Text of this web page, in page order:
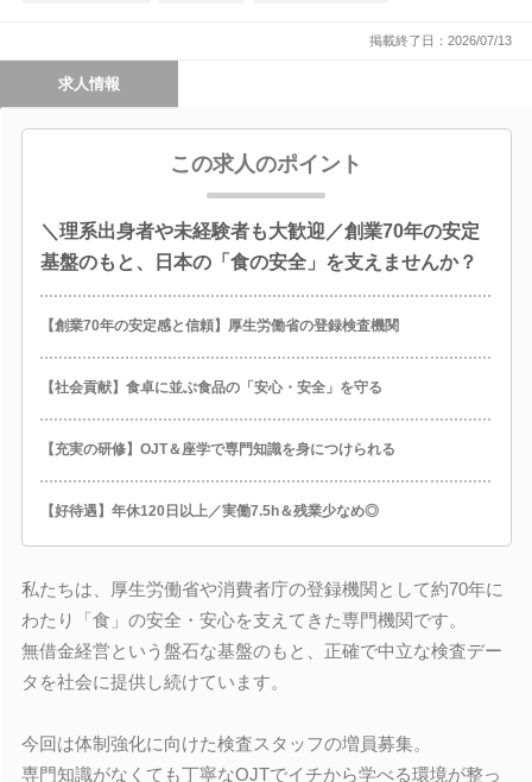
掲載終了日：2026/07/13
求人情報
この求人のポイント
＼理系出身者や未経験者も大歓迎／創業70年の安定
基盤のもと、日本の「食の安全」を支えませんか？
【創業70年の安定感と信頼】厚生労働省の登録検査機関
【社会貢献】食卓に並ぶ食品の「安心・安全」を守る
【充実の研修】OJT＆座学で専門知識を身につけられる
【好待遇】年休120日以上／実働7.5h＆残業少なめ◎
私たちは、厚生労働省や消費者庁の登録機関として約70年に
わたり「食」の安全・安心を支えてきた専門機関です。
無借金経営という盤石な基盤のもと、正確で中立な検査デー
タを社会に提供し続けています。
今回は体制強化に向けた検査スタッフの増員募集。
専門知識がなくても丁寧なOJTでイチから学べる環境が整っ